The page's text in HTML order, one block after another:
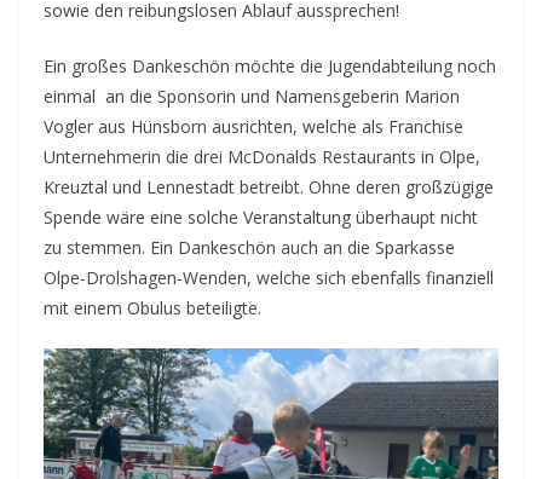
sowie den reibungslosen Ablauf aussprechen!
Ein großes Dankeschön möchte die Jugendabteilung noch
einmal an die Sponsorin und Namensgeberin Marion
Vogler aus Hünsborn ausrichten, welche als Franchise
Unternehmerin die drei McDonalds Restaurants in Olpe,
Kreuztal und Lennestadt betreibt. Ohne deren großzügige
Spende wäre eine solche Veranstaltung überhaupt nicht
zu stemmen. Ein Dankeschön auch an die Sparkasse
Olpe-Drolshagen-Wenden, welche sich ebenfalls finanziell
mit einem Obulus beteiligte.